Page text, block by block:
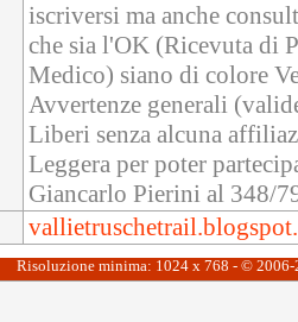
iscriversi ma anche
che sia l'OK (Ricevuta di
Medico) siano di colore
Avvertenze generali
Liberi senza alcuna
Leggera per poter
Giancarlo Pierini al 348/
Risoluzione minima: 1024 x 768 - ©